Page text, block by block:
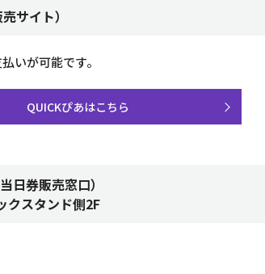
サイト）
いが可能です。
QUICKぴあはこちら
日券販売窓口）
クスタンド側2F